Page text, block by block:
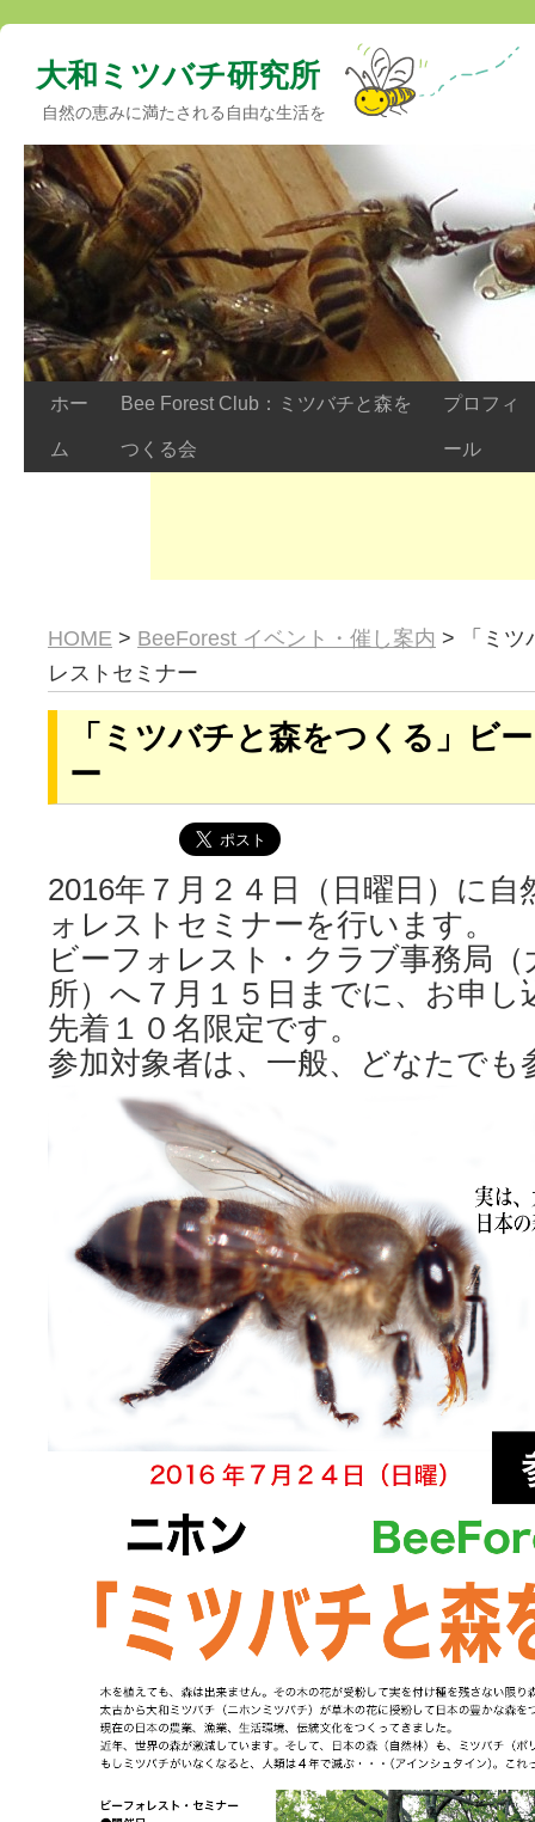
大和ミツバチ研究所
自然の恵みに満たされる自由な生活を
ホー
ム
Bee Forest Club：ミツバチと森を
つくる会
プロフィ
ール
HOME > BeeForest イベント・催し案内 > 「ミツ
レストセミナー
「ミツバチと森をつくる」ビ
ー
2016年７月２４日（日曜日）に
ォレストセミナーを行います。
ビーフォレスト・クラブ事務局
所）へ７月１５日までに、お申し
先着１０名限定です。
参加対象者は、一般、どなたでも